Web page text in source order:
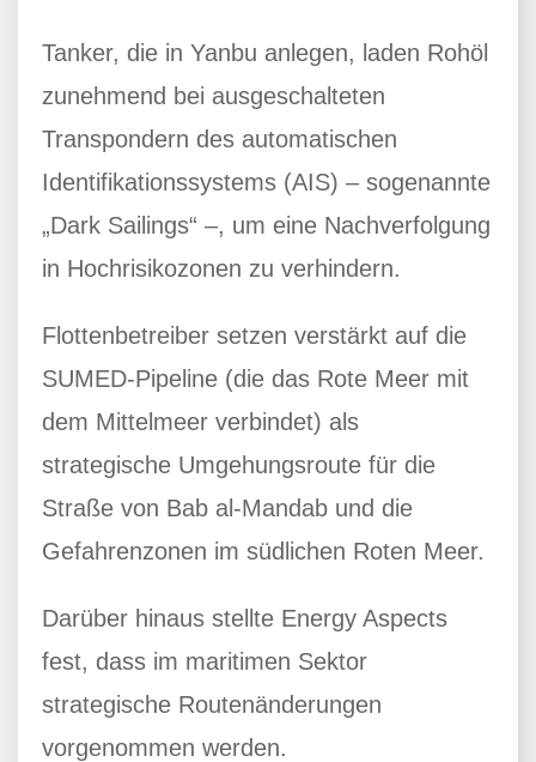
Tanker, die in Yanbu anlegen, laden Rohöl
zunehmend bei ausgeschalteten
Transpondern des automatischen
Identifikationssystems (AIS) – sogenannte
„Dark Sailings“ –, um eine Nachverfolgung
in Hochrisikozonen zu verhindern.
Flottenbetreiber setzen verstärkt auf die
SUMED-Pipeline (die das Rote Meer mit
dem Mittelmeer verbindet) als
strategische Umgehungsroute für die
Straße von Bab al-Mandab und die
Gefahrenzonen im südlichen Roten Meer.
Darüber hinaus stellte Energy Aspects
fest, dass im maritimen Sektor
strategische Routenänderungen
vorgenommen werden.